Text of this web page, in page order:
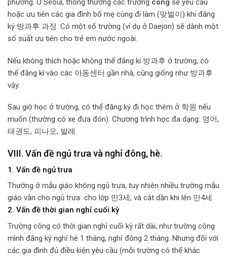
phương. Ở Seoul, thông thường các trường công sẽ yêu cầu
hoặc ưu tiên các gia đình bố mẹ cùng đi làm (맞벌이) khi đăng
ký 방과후 과정. Có một số trường (ví dụ ở Daejon) sẽ dành một
số suất ưu tiên cho trẻ em nước ngoài.
Nếu không thích hoặc không thể đăng kí 방과후 ở trường, có
thể đăng kí vào các 아동센터 gần nhà, cũng giống như 방과후
vậy.
Sau giờ học ở trường, có thể đăng ký đi học thêm ở 학원 nếu
muốn (thường có xe đưa đón). Chương trình học đa dạng: 영어,
태권도, 피나오, 발레.
VIII. Vấn đề ngủ trưa và nghỉ đông, hè.
1. Vấn đề ngủ trưa
Thường ở mẫu giáo không ngủ trưa, tuy nhiên nhiều trường mẫu
giáo vẫn cho ngủ trưa cho lớp 만3세, và cắt dần khi lên 만4세.
2. Vấn đề thời gian nghỉ cuối kỳ
Trường công có thời gian nghỉ cuối kỳ rất dài, như trường công
mình đăng ký nghỉ hè 1 tháng, nghỉ đông 2 tháng. Nhưng đối với
các gia đình đủ điều kiện yêu cầu (mỗi trường có thể khác